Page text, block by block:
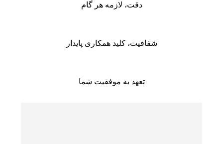
دقت، لازمه هر گام
شفافیت، کلید همکاری پایدار
تعهد به موفقیت شما